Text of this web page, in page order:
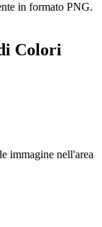
in formato PNG.
Colori
immagine nell'area